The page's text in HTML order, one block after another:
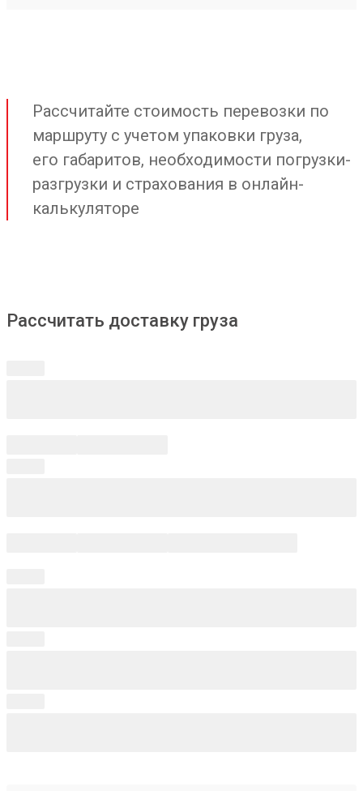
Рассчитайте стоимость перевозки по
маршруту с учетом упаковки груза,
его габаритов, необходимости погрузки-
разгрузки и страхования в онлайн-
калькуляторе
Рассчитать доставку груза